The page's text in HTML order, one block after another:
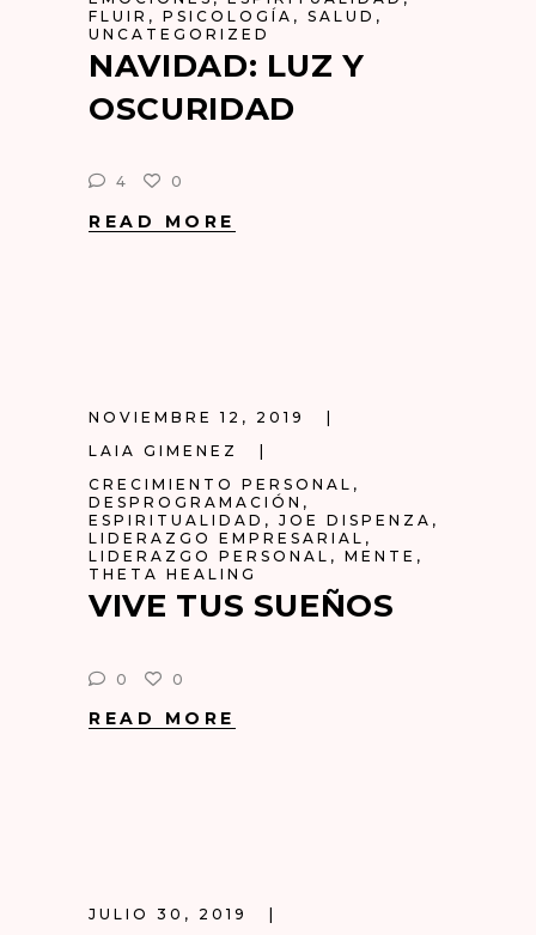
FLUIR , PSICOLOGÍA , SALUD ,
UNCATEGORIZED
NAVIDAD: LUZ Y
OSCURIDAD
4 0
READ MORE
NOVIEMBRE 12, 2019
LAIA GIMENEZ
CRECIMIENTO PERSONAL ,
DESPROGRAMACIÓN ,
ESPIRITUALIDAD , JOE DISPENZA ,
LIDERAZGO EMPRESARIAL ,
LIDERAZGO PERSONAL , MENTE ,
THETA HEALING
VIVE TUS SUEÑOS
0 0
READ MORE
JULIO 30, 2019